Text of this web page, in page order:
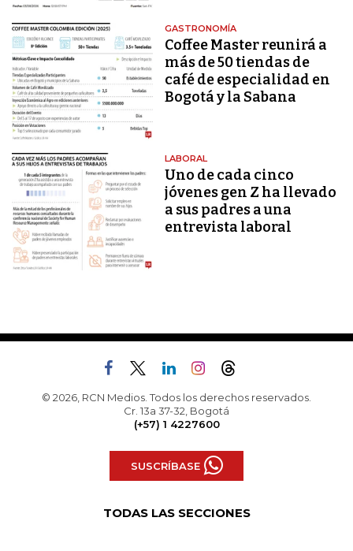
GASTRONOMÍA
Coffee Master reunirá a
más de 50 tiendas de
café de especialidad en
Bogotá y la Sabana
LABORAL
Uno de cada cinco
jóvenes gen Z ha llevado
a sus padres a una
entrevista laboral
© 2026, RCN Medios. Todos los derechos reservados.
Cr. 13a 37-32, Bogotá
(+57) 1 4227600
SUSCRÍBASE
TODAS LAS SECCIONES